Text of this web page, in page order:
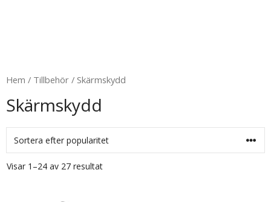
Hem / Tillbehör / Skärmskydd
Skärmskydd
Visar 1–24 av 27 resultat